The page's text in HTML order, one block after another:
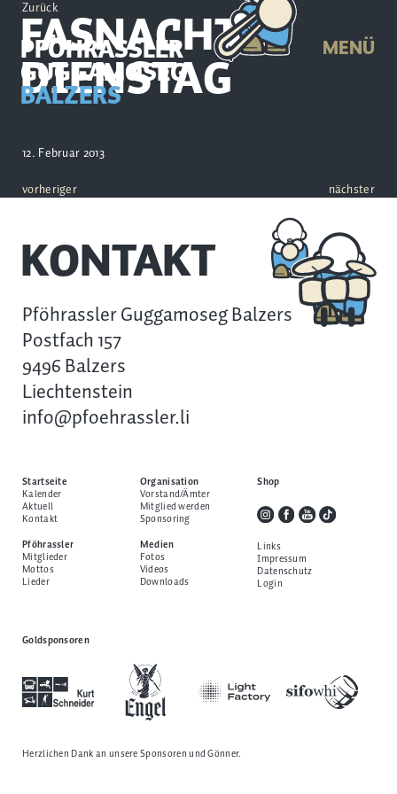
PFÖHRASSLER
GUGGAMOSEG
BALZERS
MENÜ
Zurück
FASNACHTS-
DIENSTAG
12. Februar 2013
vorheriger
nächster
KONTAKT
Pföhrassler Guggamoseg Balzers
Postfach 157
9496 Balzers
Liechtenstein
info@pfoehrassler.li
Startseite
Kalender
Aktuell
Kontakt
Pföhrassler
Mitglieder
Mottos
Lieder
Organisation
Vorstand/Ämter
Mitglied werden
Sponsoring
Medien
Fotos
Videos
Downloads
Shop
Links
Impressum
Datenschutz
Login
Goldsponsoren
Herzlichen Dank an unsereSponsoren und Gönner.